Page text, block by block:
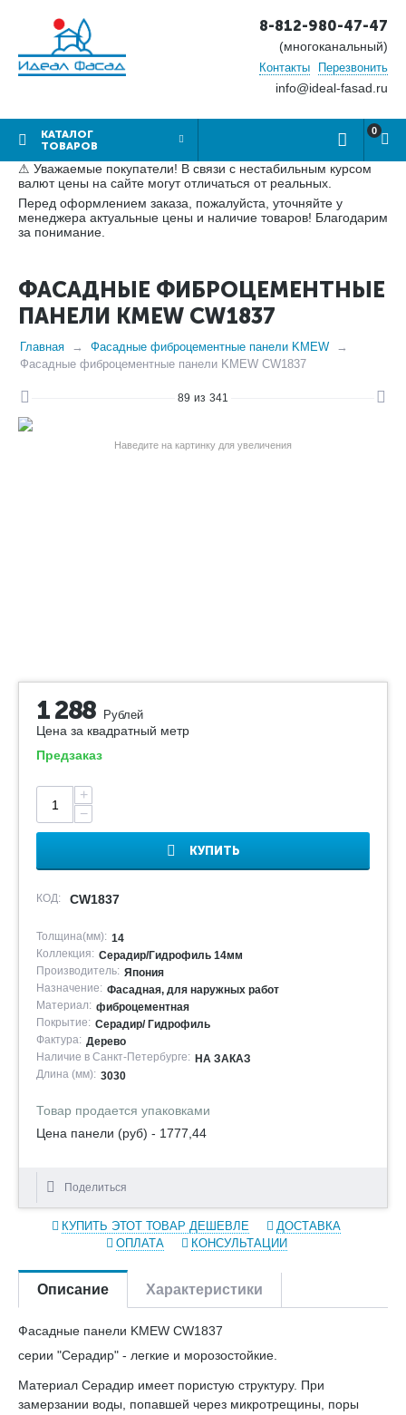
8-812-980-47-47
(многоканальный)
Контакты Перезвонить
info@ideal-fasad.ru
КАТАЛОГ
ТОВАРОВ
0
⚠ Уважаемые покупатели! В связи с нестабильным курсом
валют цены на сайте могут отличаться от реальных.
Перед оформлением заказа, пожалуйста, уточняйте у
менеджера актуальные цены и наличие товаров! Благодарим
за понимание.
ФАСАДНЫЕ ФИБРОЦЕМЕНТНЫЕ
ПАНЕЛИ KMEW CW1837
Главная
Фасадные фиброцементные панели KMEW
Фасадные фиброцементные панели KMEW CW1837
89 из 341
Наведите на картинку для увеличения
1 288 Рублей
Цена за квадратный метр
Предзаказ
+
−
КУПИТЬ
КОД: CW1837
Толщина(мм): 14
Коллекция: Серадир/Гидрофиль 14мм
Производитель: Япония
Назначение: Фасадная, для наружных работ
Материал: фиброцементная
Покрытие: Серадир/ Гидрофиль
Фактура: Дерево
Наличие в Санкт-Петербурге: НА ЗАКАЗ
Длина (мм): 3030
Товар продается упаковками
Цена панели (руб) - 1777,44
Поделиться
КУПИТЬ ЭТОТ ТОВАР ДЕШЕВЛЕ
ДОСТАВКА
ОПЛАТА
КОНСУЛЬТАЦИИ
Описание Характеристики
Фасадные панели KMEW CW1837
серии "Серадир" - легкие и морозостойкие.
Материал Серадир имеет пористую структуру. При
замерзании воды, попавшей через микротрещины, поры